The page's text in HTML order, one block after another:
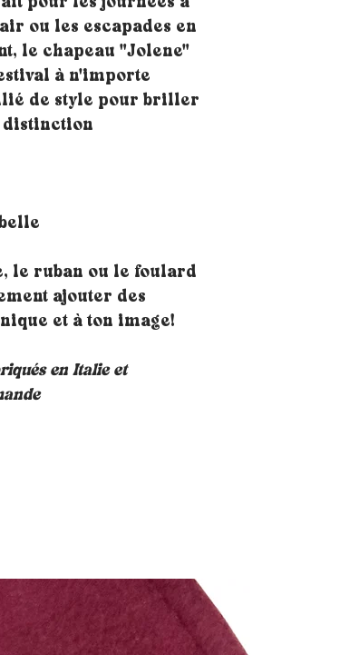
pour les journées à
ou les escapades en
le chapeau "Jolene"
à n'importe
de style pour briller
distinction
le ruban ou le foulard
ajouter des
et à ton image!
en Italie et